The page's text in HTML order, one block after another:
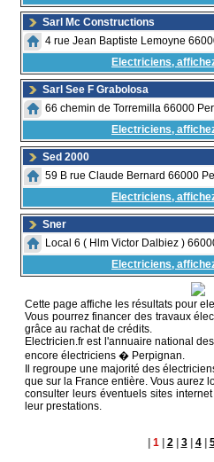
Sarl Mc Constructions
4 rue Jean Baptiste Lemoyne
Electriciens,
Sarl See F Grabolosa
66 chemin de Torremilla 66000
Electriciens,
Sed 2000
59 B rue Claude Bernard 66000
Electriciens,
Sner
Local 6 ( Hlm Victor Dalbiez )
Electriciens,
Cette page affiche les résultats pour
Vous pourrez financer des travaux
grâce au rachat de crédits.
Electricien.fr est l'annuaire national
encore électriciens � Perpignan.
Il regroupe une majorité des
que sur la France entière. Vous aurez
consulter leurs éventuels sites
leur prestations.
| 1 | 2 | 3| 4|